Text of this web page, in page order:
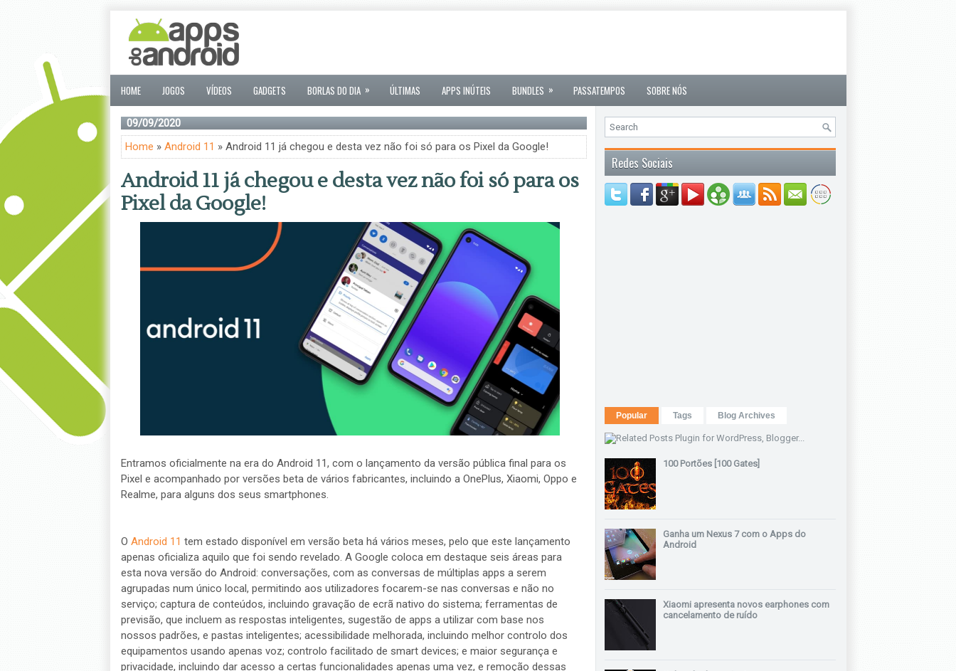
HOME JOGOS VÍDEOS GADGETS BORLAS DO DIA » ÚLTIMAS APPS INÚTEIS BUNDLES » PASSATEMPOS SOBRE NÓS
09/09/2020
Home » Android 11 » Android 11 já chegou e desta vez não foi só para os Pixel da Google!
Android 11 já chegou e desta vez não foi só para os
Pixel da Google!
Entramos oficialmente na era do Android 11, com o lançamento da versão pública final para os
Pixel e acompanhado por versões beta de vários fabricantes, incluindo a OnePlus, Xiaomi, Oppo e
Realme, para alguns dos seus smartphones.
O Android 11 tem estado disponível em versão beta há vários meses, pelo que este lançamento
apenas oficializa aquilo que foi sendo revelado. A Google coloca em destaque seis áreas para
esta nova versão do Android: conversações, com as conversas de múltiplas apps a serem
agrupadas num único local, permitindo aos utilizadores focarem-se nas conversas e não no
serviço; captura de conteúdos, incluindo gravação de ecrã nativo do sistema; ferramentas de
previsão, que incluem as respostas inteligentes, sugestão de apps a utilizar com base nos
nossos padrões, e pastas inteligentes; acessibilidade melhorada, incluindo melhor controlo dos
equipamentos usando apenas voz; controlo facilitado de smart devices; e maior segurança e
privacidade, incluindo dar acesso a certas funcionalidades apenas uma vez, e remoção dessas
Redes Sociais
Popular Tags Blog Archives
100 Portões [100 Gates]
Ganha um Nexus 7 com o Apps do
Android
Xiaomi apresenta novos earphones com
cancelamento de ruído